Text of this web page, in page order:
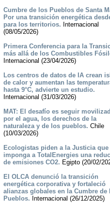
Cumbre de los Pueblos de Santa
Por una transición energética
para los territorios. Internacional
(08/05/2026)
Primera Conferencia para la
más allá de los Combustibles
Internacional (23/04/2026)
Los centros de datos de IA crean
de calor y aumentan las
hasta 9°C, advierte un estudio.
Internacional (31/03/2026)
MAT: El desafío es seguir
por el agua, los derechos de la
naturaleza y de los pueblos. Chile
(10/03/2026)
Ecologistas piden a la Justicia que
imponga a TotalEnergies una
de emisiones CO2. Egipto (20/02/
El OLCA denunció la transición
energética corporativa y fortaleció
alianzas globales en la Cumbre de
Pueblos. Internacional (26/12/2025)